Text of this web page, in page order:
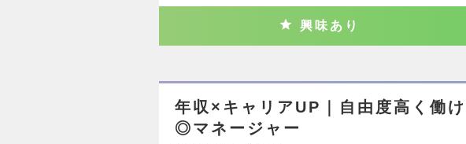
興味あり
年収×キャリアUP｜自由度高く働
◎マネージャー